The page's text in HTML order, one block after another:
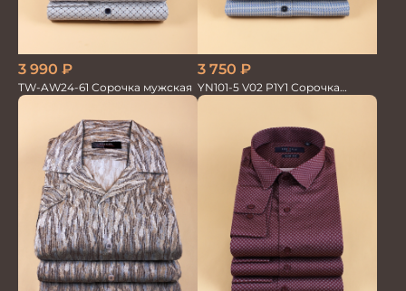
3 990 ₽
TW-AW24-61 Сорочка мужская
3 750 ₽
YN101-5 V02 P1Y1 Сорочка
мужская